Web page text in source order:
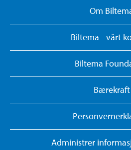
Om
Biltema - vårt
Biltema
Bærekraft
Administrer